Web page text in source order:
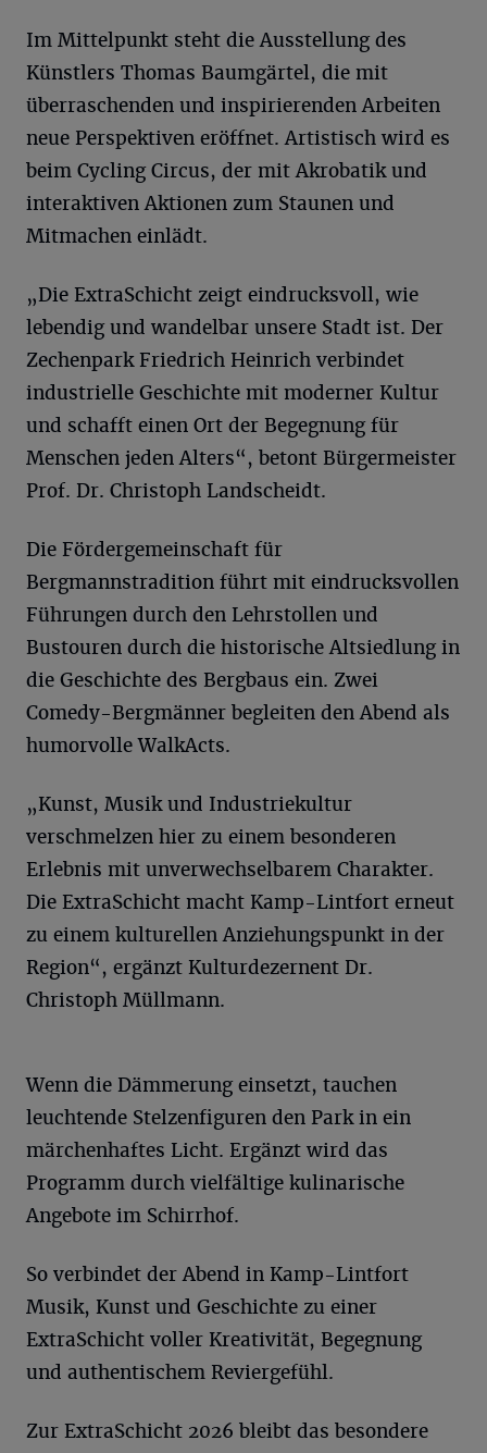
Im Mittelpunkt steht die Ausstellung des
Künstlers Thomas Baumgärtel, die mit
überraschenden und inspirierenden Arbeiten
neue Perspektiven eröffnet. Artistisch wird es
beim Cycling Circus, der mit Akrobatik und
interaktiven Aktionen zum Staunen und
Mitmachen einlädt.
„Die ExtraSchicht zeigt eindrucksvoll, wie
lebendig und wandelbar unsere Stadt ist. Der
Zechenpark Friedrich Heinrich verbindet
industrielle Geschichte mit moderner Kultur
und schafft einen Ort der Begegnung für
Menschen jeden Alters“, betont Bürgermeister
Prof. Dr. Christoph Landscheidt.
Die Fördergemeinschaft für
Bergmannstradition führt mit eindrucksvollen
Führungen durch den Lehrstollen und
Bustouren durch die historische Altsiedlung in
die Geschichte des Bergbaus ein. Zwei
Comedy-Bergmänner begleiten den Abend als
humorvolle WalkActs.
„Kunst, Musik und Industriekultur
verschmelzen hier zu einem besonderen
Erlebnis mit unverwechselbarem Charakter.
Die ExtraSchicht macht Kamp-Lintfort erneut
zu einem kulturellen Anziehungspunkt in der
Region“, ergänzt Kulturdezernent Dr.
Christoph Müllmann.
Wenn die Dämmerung einsetzt, tauchen
leuchtende Stelzenfiguren den Park in ein
märchenhaftes Licht. Ergänzt wird das
Programm durch vielfältige kulinarische
Angebote im Schirrhof.
So verbindet der Abend in Kamp-Lintfort
Musik, Kunst und Geschichte zu einer
ExtraSchicht voller Kreativität, Begegnung
und authentischem Reviergefühl.
Zur ExtraSchicht 2026 bleibt das besondere